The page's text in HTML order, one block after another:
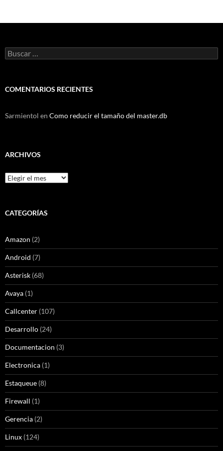
Buscar:
COMENTARIOS RECIENTES
Sarmientol en Como reducir el tamaño del master.db
ARCHIVOS
Archivos
CATEGORÍAS
Amazon (2)
Android (7)
Asterisk (68)
Avaya (1)
Callcenter (107)
Desarrollo (24)
Documentacion (3)
Electronica (1)
Estaqueue (8)
Firewall (1)
Gerencia (2)
Linux (124)